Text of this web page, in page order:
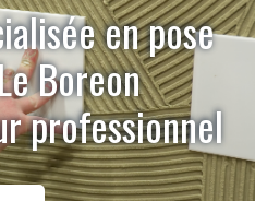
en pose
Boreon
professionnel